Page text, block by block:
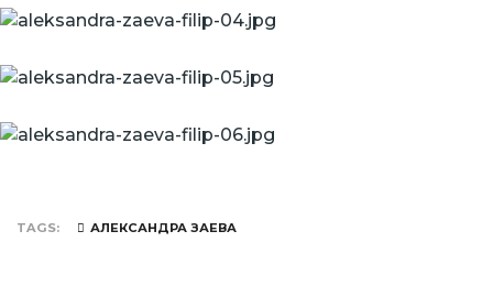
TAGS АЛЕКСАНДРА ЗАЕВА